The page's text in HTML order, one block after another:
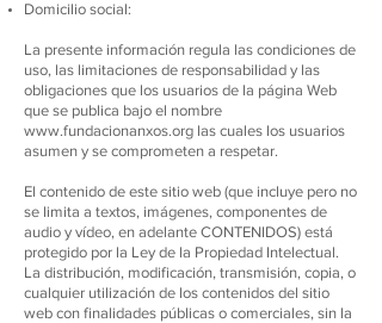
Domicilio social:
La presente información regula las condiciones de
uso, las limitaciones de responsabilidad y las
obligaciones que los usuarios de la página Web
que se publica bajo el nombre
www.fundacionanxos.org las cuales los usuarios
asumen y se comprometen a respetar.
El contenido de este sitio web (que incluye pero no
se limita a textos, imágenes, componentes de
audio y vídeo, en adelante CONTENIDOS) está
protegido por la Ley de la Propiedad Intelectual.
La distribución, modificación, transmisión, copia, o
cualquier utilización de los contenidos del sitio
web con finalidades públicas o comerciales, sin la